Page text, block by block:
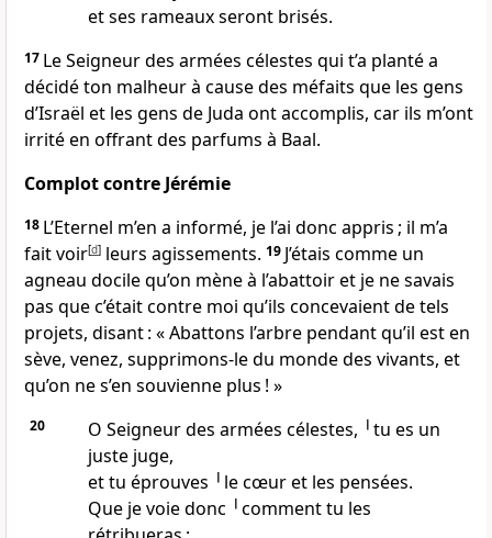
et ses rameaux seront brisés.
17 Le Seigneur des armées célestes qui t’a planté a
décidé ton malheur à cause des méfaits que les gens
d’Israël et les gens de Juda ont accomplis, car ils m’ont
irrité en offrant des parfums à Baal.
Complot contre Jérémie
18 L’Eternel m’en a informé, je l’ai donc appris ; il m’a
fait voir[d] leurs agissements. 19 J’étais comme un
agneau docile qu’on mène à l’abattoir et je ne savais
pas que c’était contre moi qu’ils concevaient de tels
projets, disant : « Abattons l’arbre pendant qu’il est en
sève, venez, supprimons-le du monde des vivants, et
qu’on ne s’en souvienne plus ! »
20
O Seigneur des armées célestes, ╵tu es un
juste juge,
et tu éprouves ╵le cœur et les pensées.
Que je voie donc ╵comment tu les